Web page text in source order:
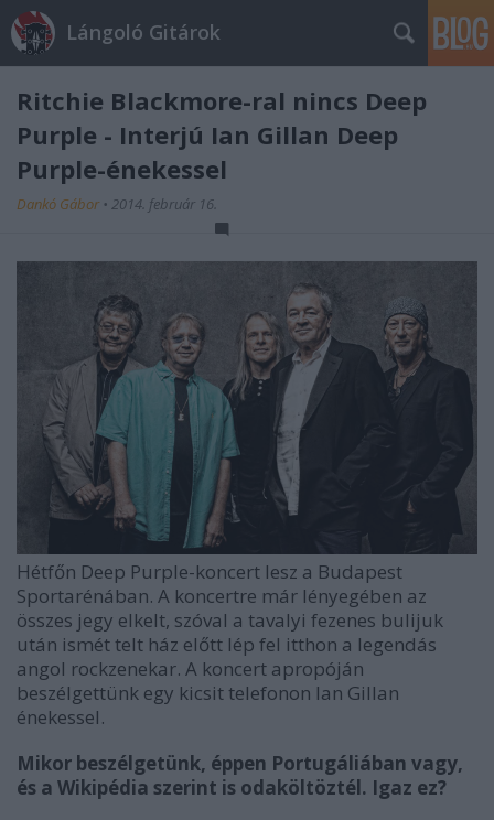
Lángoló Gitárok
Ritchie Blackmore-ral nincs Deep
Purple - Interjú Ian Gillan Deep
Purple-énekessel
Dankó Gábor • 2014. február 16.
Hétfőn Deep Purple-koncert lesz a Budapest
Sportarénában. A koncertre már lényegében az
összes jegy elkelt, szóval a tavalyi fezenes bulijuk
után ismét telt ház előtt lép fel itthon a legendás
angol rockzenekar. A koncert apropóján
beszélgettünk egy kicsit telefonon Ian Gillan
énekessel.
Mikor beszélgetünk, éppen Portugáliában vagy,
és a Wikipédia szerint is odaköltöztél. Igaz ez?